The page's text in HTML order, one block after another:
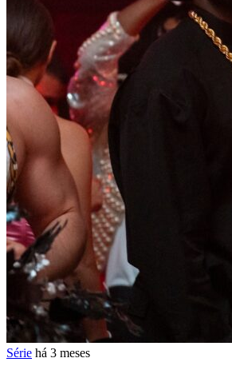
Série há 3 meses